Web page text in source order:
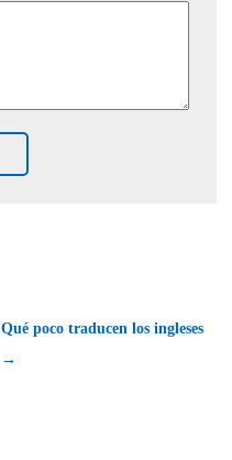
Qué poco traducen los ingleses
→